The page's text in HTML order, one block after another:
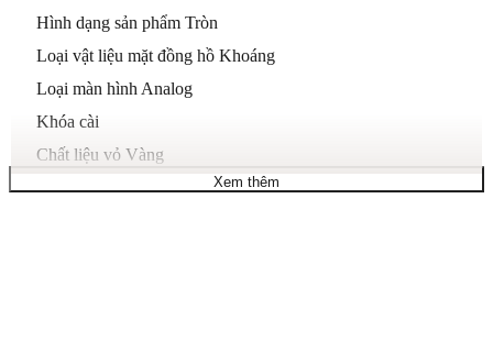
Hình dạng sản phẩm Tròn
Loại vật liệu mặt đồng hồ Khoáng
Loại màn hình Analog
Khóa cài
Chất liệu vỏ Vàng
Đường kính vỏ 42 mm
Xem thêm